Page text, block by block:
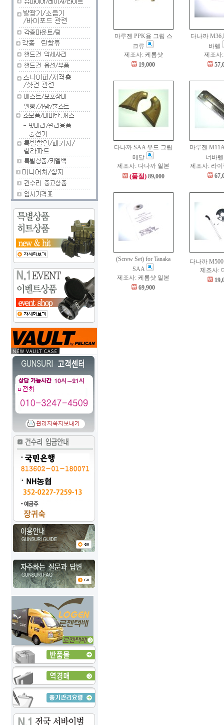
마루젠 PPK용 그립 스
크류
제조사: 케롬샷
19,000
다나까
바렐
제조사
다나까 SAA 우드 그립
메달
제조사: 다나까 일본
(품절) 89,000
마루젠
너바
제조사: 라
(Screw Set) for Tanaka
SAA
제조사: 케롬샷 일본
69,900
다나까
제조사: